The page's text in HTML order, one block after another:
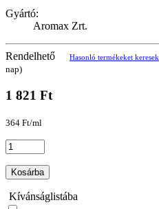
Gyártó:
Aromax Zrt.
Rendelhető Hasonló termékeket keresek
nap)
1 821 Ft
364 Ft/ml
Kosárba
Kívánságlistába